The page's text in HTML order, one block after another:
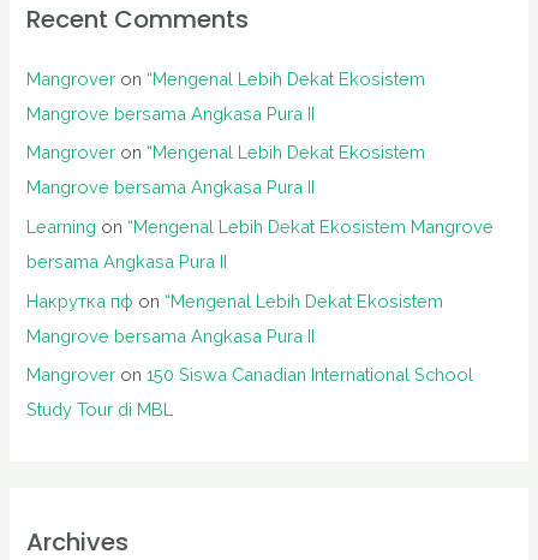
Recent Comments
Mangrover on “Mengenal Lebih Dekat Ekosistem
Mangrove bersama Angkasa Pura II
Mangrover on “Mengenal Lebih Dekat Ekosistem
Mangrove bersama Angkasa Pura II
Learning on “Mengenal Lebih Dekat Ekosistem Mangrove
bersama Angkasa Pura II
Накрутка пф on “Mengenal Lebih Dekat Ekosistem
Mangrove bersama Angkasa Pura II
Mangrover on150 Siswa Canadian International School
Study Tour di MBL
Archives